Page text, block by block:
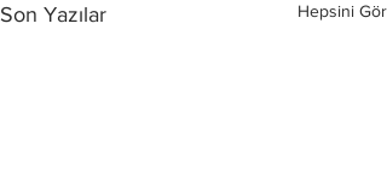
Son Yazılar Hepsini Gör